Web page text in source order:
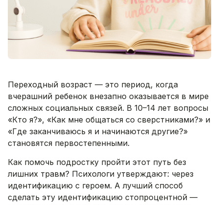
Переходный возраст — это период, когда
вчерашний ребенок внезапно оказывается в мире
сложных социальных связей. В 10–14 лет вопросы
«Кто я?», «Как мне общаться со сверстниками?» и
«Где заканчиваюсь я и начинаются другие?»
становятся первостепенными.
Как помочь подростку пройти этот путь без
лишних травм? Психологи утверждают: через
идентификацию с героем. А лучший способ
сделать эту идентификацию стопроцентной —